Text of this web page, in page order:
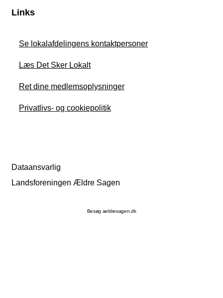
Links
Se lokalafdelingens kontaktpersoner
Læs Det Sker Lokalt
Ret dine medlemsoplysninger
Privatlivs- og cookiepolitik
Dataansvarlig
Landsforeningen Ældre Sagen
Besøg aeldresagen.dk